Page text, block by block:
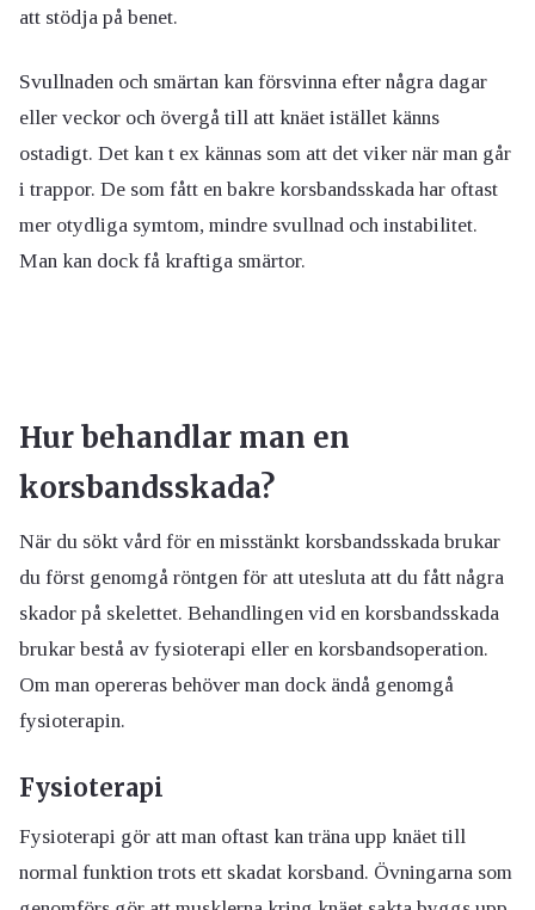
att stödja på benet.
Svullnaden och smärtan kan försvinna efter några dagar
eller veckor och övergå till att knäet istället känns
ostadigt. Det kan t ex kännas som att det viker när man går
i trappor. De som fått en bakre korsbandsskada har oftast
mer otydliga symtom, mindre svullnad och instabilitet.
Man kan dock få kraftiga smärtor.
Hur behandlar man en
korsbandsskada?
När du sökt vård för en misstänkt korsbandsskada brukar
du först genomgå röntgen för att utesluta att du fått några
skador på skelettet. Behandlingen vid en korsbandsskada
brukar bestå av fysioterapi eller en korsbandsoperation.
Om man opereras behöver man dock ändå genomgå
fysioterapin.
Fysioterapi
Fysioterapi gör att man oftast kan träna upp knäet till
normal funktion trots ett skadat korsband. Övningarna som